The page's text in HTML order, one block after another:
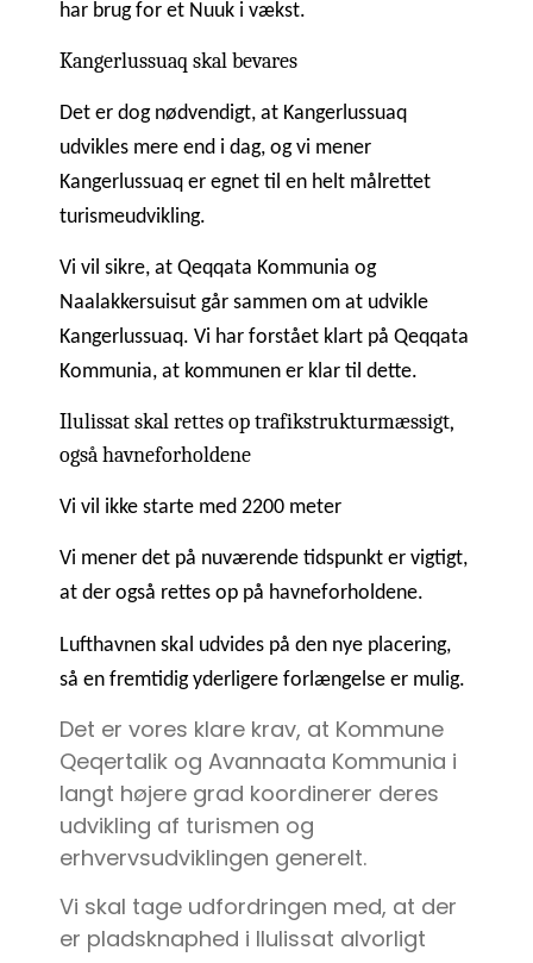
har brug for et Nuuk i vækst.
Kangerlussuaq skal bevares
Det er dog nødvendigt, at Kangerlussuaq
udvikles mere end i dag, og vi mener
Kangerlussuaq er egnet til en helt målrettet
turismeudvikling.
Vi vil sikre, at Qeqqata Kommunia og
Naalakkersuisut går sammen om at udvikle
Kangerlussuaq. Vi har forstået klart på Qeqqata
Kommunia, at kommunen er klar til dette.
Ilulissat skal rettes op trafikstrukturmæssigt,
også havneforholdene
Vi vil ikke starte med 2200 meter
Vi mener det på nuværende tidspunkt er vigtigt,
at der også rettes op på havneforholdene.
Lufthavnen skal udvides på den nye placering,
så en fremtidig yderligere forlængelse er mulig.
Det er vores klare krav, at Kommune
Qeqertalik og Avannaata Kommunia i
langt højere grad koordinerer deres
udvikling af turismen og
erhvervsudviklingen generelt.
Vi skal tage udfordringen med, at der
er pladsknaphed i Ilulissat alvorligt